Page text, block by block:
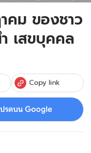
คม ของชาว
เสขบุคคล
Copy link
ปรดบน Google